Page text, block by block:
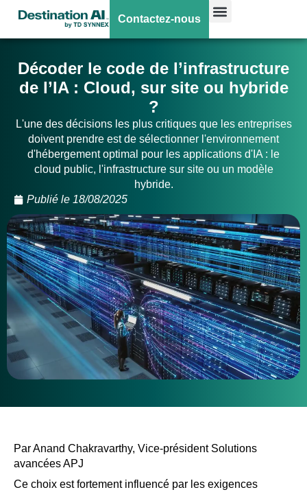
Contactez-nous
Décoder le code de l’infrastructure
de l’IA : Cloud, sur site ou hybride
?
L'une des décisions les plus critiques que les entreprises
doivent prendre est de sélectionner l'environnement
d'hébergement optimal pour les applications d'IA : le
cloud public, l'infrastructure sur site ou un modèle
hybride.
Publié le 18/08/2025
Par Anand Chakravarthy, Vice-président Solutions
avancées APJ
Ce choix est fortement influencé par les exigences